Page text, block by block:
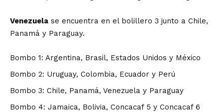
Venezuela se encuentra en el bolillero 3 junto a Chile,
Panamá y Paraguay.
Bombo 1: Argentina, Brasil, Estados Unidos y México
Bombo 2: Uruguay, Colombia, Ecuador y Perú
Bombo 3: Chile, Panamá, Venezuela y Paraguay
Bombo 4: Jamaica, Bolivia, Concacaf 5 y Concacaf 6